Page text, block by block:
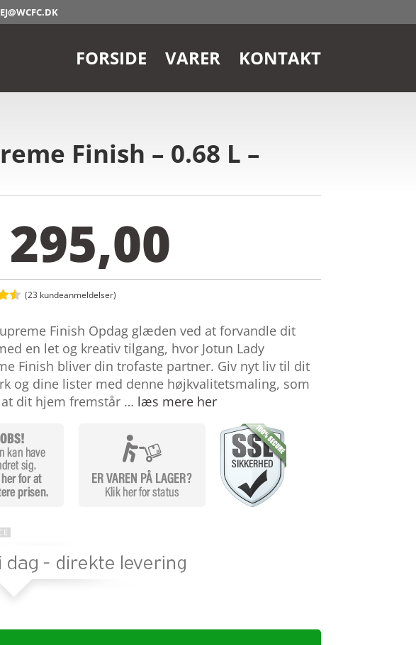
FORSIDE VARER KONTAKT
Finish – 0.68 L –
295,00
(23 kundeanmeldelser)
Finish Opdag glæden ved at forvandle dit
en let og kreativ tilgang, hvor Jotun Lady
Finish bliver din trofaste partner. Giv nyt liv til dit
og dine lister med denne højkvalitetsmaling, som
dit hjem fremstår … læs mere her